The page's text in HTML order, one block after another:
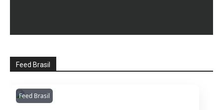
Feed Brasil
Feed BrasilAmazonianarede
1053